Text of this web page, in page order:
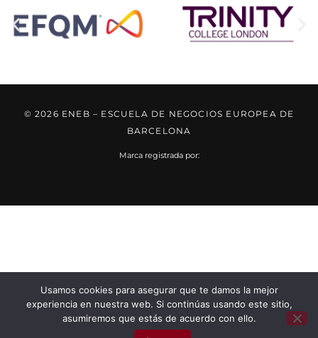
© 2026 ENEB – ESCUELA DE NEGOCIOS EUROPEA DE
BARCELONA
Marca registrada por:
Usamos cookies para asegurar que te damos la mejor
experiencia en nuestra web. Si continúas usando este sitio,
asumiremos que estás de acuerdo con ello.